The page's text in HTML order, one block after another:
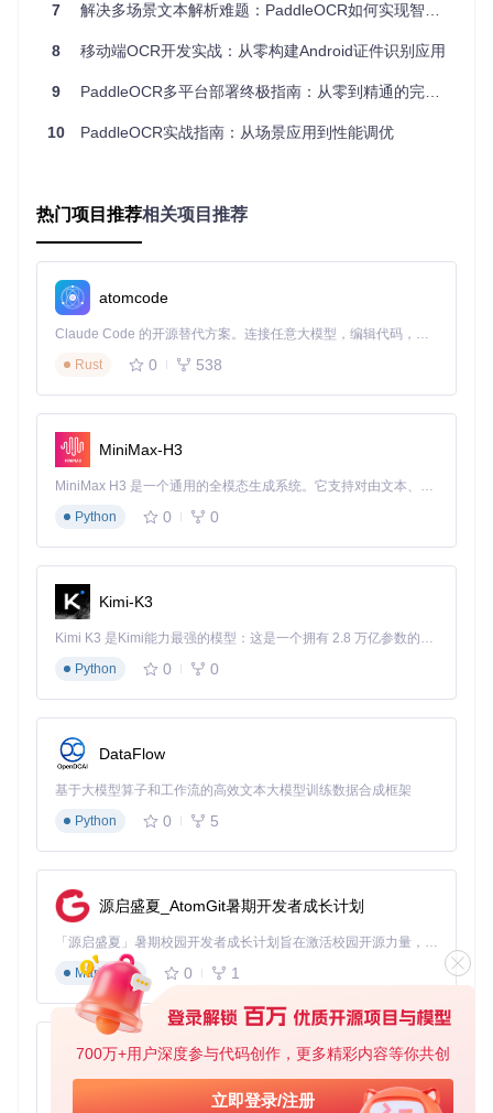
700万+用户深度参与代码创作，更多精彩内容等你共创
立即登录/注册
配置类
最低要求 推荐配置 适用场景
双核2.0G
轻量级应用、
开发调试
内存
4GB 8GB+
系统
Paddle
Paddle
≥3.0
2. 环境检测脚本
在终端执行以下命令，自动检测系统兼容性：
git clone
PaddleOCR
脚本将输出系统信息、Python版本、PaddlePaddle安装状态
等关键信息，并给出针对性配置建议。常见问题及解决方案：
CUDA版本不匹配：通过nvcc --version确认CUDA版
source ocr_env/bin/activate # Linux/macOS
ocr_env\Scripts\activate # Windows
💡 专家提示：国内用户可配置豆瓣源加速依赖安装：
fig set global.index-url https://pypi.doubanio.
com/simple
三、多样化安装方案：从快速部署到深度开发
1. 零基础5分钟安装：pip一键部署
适合快速体验和生产环境使用：
7 解决多场景文本解析难题：PaddleOCR如何实现智能文本解析与多语言识别？
8 移动端OCR开发实战：从零构建Android证件识别应用
9 PaddleOCR多平台部署终极指南：从零到精通的完整解决方案
10 PaddleOCR实战指南：从场景应用到性能调优
热门项目推荐相关项目推荐
atomcode
Claude Code 的开源替代方案。连接任意大模型，编辑代码，运行命令，自动验证 — 全自动执行。用 Rust 构建，极致性能。 ｜ An open-source alternative to Claude Code. Connect any LLM, edit code, run commands, and verify changes — autonomously. Built in Rust for speed. Get Started
Rust
0 538
MiniMax-H3
MiniMax H3 是一个通用的全模态生成系统。它支持对由文本、图像、视频和音频组成的多模态上下文进行统一理解，并能生成分辨率高达 2K、时长可达 15 秒的带原生立体声音频的视频。得益于面向任务泛化的系统设计，H3 在预训练阶段就已具备广泛的多模态上下文理解与生成能力，能够出色地执行复杂的多模态指令。
Python
0 0
Kimi-K3
Kimi K3 是Kimi能力最强的模型：这是一个拥有 2.8 万亿参数的混合专家（MoE）模型，具备原生视觉理解能力，并支持 100 万 token 的上下文窗口。
Python
0 0
DataFlow
基于大模型算子和工作流的高效文本大模型训练数据合成框架
Python
0 5
源启盛夏_AtomGit暑期开发者成长计划
「源启盛夏」暑期校园开发者成长计划旨在激活校园开源力量，通过积分激励、认证扶持、资源倾斜等形式，引导高校组织和开发者完成「入驻 — 建项目 — 做贡献 — 获认证 — 得资源」的完整闭环。无论你是想带领社团入驻平台的组织者，还是希望用代码贡献证明自己的开发者，都能在这里找到属于你的成长路径。
Markdown
0 1
py-xiaozhi
基于Python的Xiaozhi AI，适用于想要完整Xiaozhi体验而无需拥有专用硬件的用户。